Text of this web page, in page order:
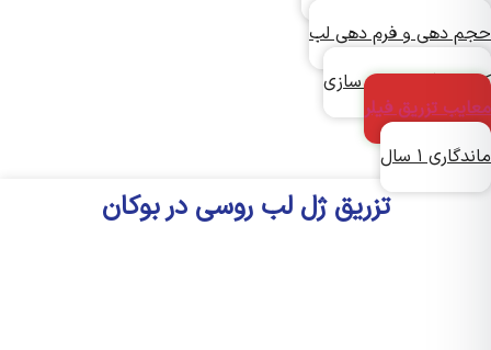
دهی و فرم دهی لب
و زاویه سازی
تزریق فیلر
۱ سال
تزریق ژل لب روسی در بوکان